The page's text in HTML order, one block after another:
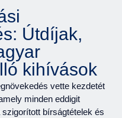
Útdíjak,
kihívások
vette kezdetét
minden eddigit
bírságtételek és